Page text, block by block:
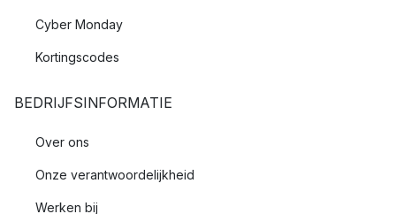
Cyber Monday
Kortingscodes
BEDRIJFSINFORMATIE
Over ons
Onze verantwoordelijkheid
Werken bij